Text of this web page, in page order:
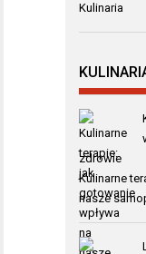
Kulinaria
zdrowie
Kulinarne
nasze